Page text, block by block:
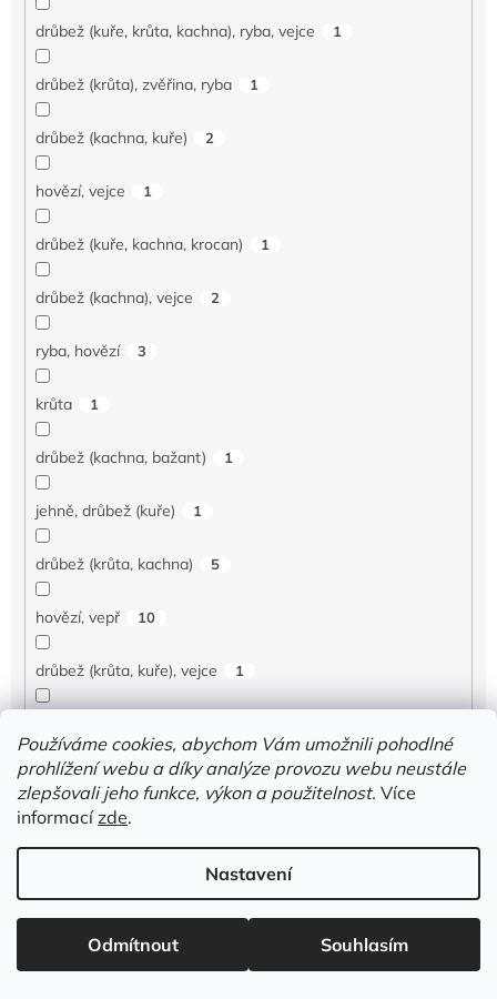
Používáme cookies, abychom Vám umožnili pohodlné
prohlížení webu a díky analýze provozu webu neustále
zlepšovali jeho funkce, výkon a použitelnost. Více
informacízde.
Nastavení
Odmítnout Souhlasím
drůbež (kuře, krůta, kachna), ryba, vejce 1
drůbež (krůta), zvěřina, ryba 1
drůbež (kachna, kuře) 2
hovězí, vejce 1
drůbež (kuře, kachna, krocan) 1
drůbež (kachna), vejce 2
ryba, hovězí 3
krůta 1
drůbež (kachna, bažant) 1
jehně, drůbež (kuře) 1
drůbež (krůta, kachna) 5
hovězí, vepř 10
drůbež (krůta, kuře), vejce 1
jehně, drůbež (kachna) 1
vepř, drůbež (kuře), vejce
zvěřina, vejce, ryba